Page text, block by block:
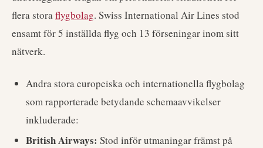
flera storaflygbolag. Swiss International Air Lines stod
ensamt för 5 inställda flyg och 13 förseningar inom sitt
nätverk.
Andra stora europeiska och internationella flygbolag
som rapporterade betydande schemaavvikelser
inkluderade:
British Airways: Stod inför utmaningar främst på